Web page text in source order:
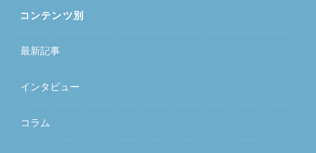
コンテンツ別
最新記事
インタビュー
コラム